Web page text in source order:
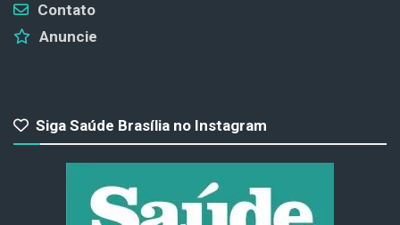
Contato
Anuncie
Siga Saúde Brasília no Instagram